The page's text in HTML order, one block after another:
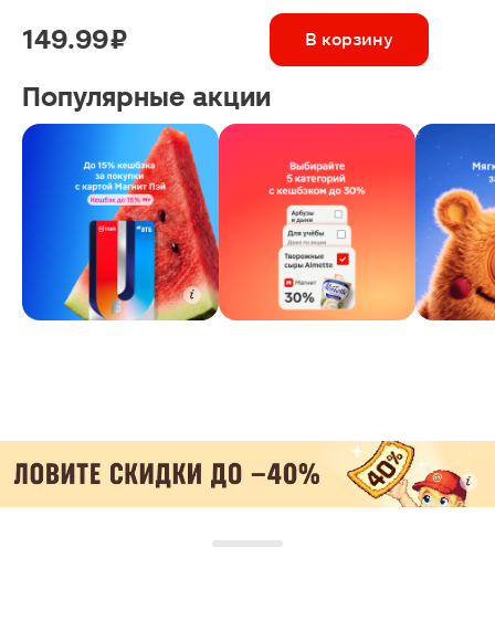
149.99 ₽ В корзину
Популярные акции